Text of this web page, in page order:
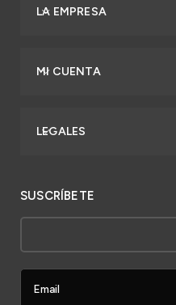
LA EMPRESA
MI CUENTA
LEGALES
SUSCRÍBETE